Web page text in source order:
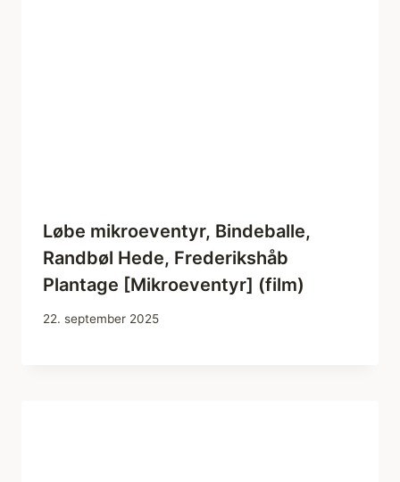
Løbe mikroeventyr, Bindeballe,
Randbøl Hede, Frederikshåb
Plantage [Mikroeventyr] (film)
22. september 2025